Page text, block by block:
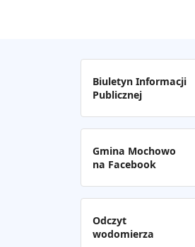
Biuletyn Informacji
Publicznej
Gmina Mochowo
na Facebook
Odczyt
wodomierza